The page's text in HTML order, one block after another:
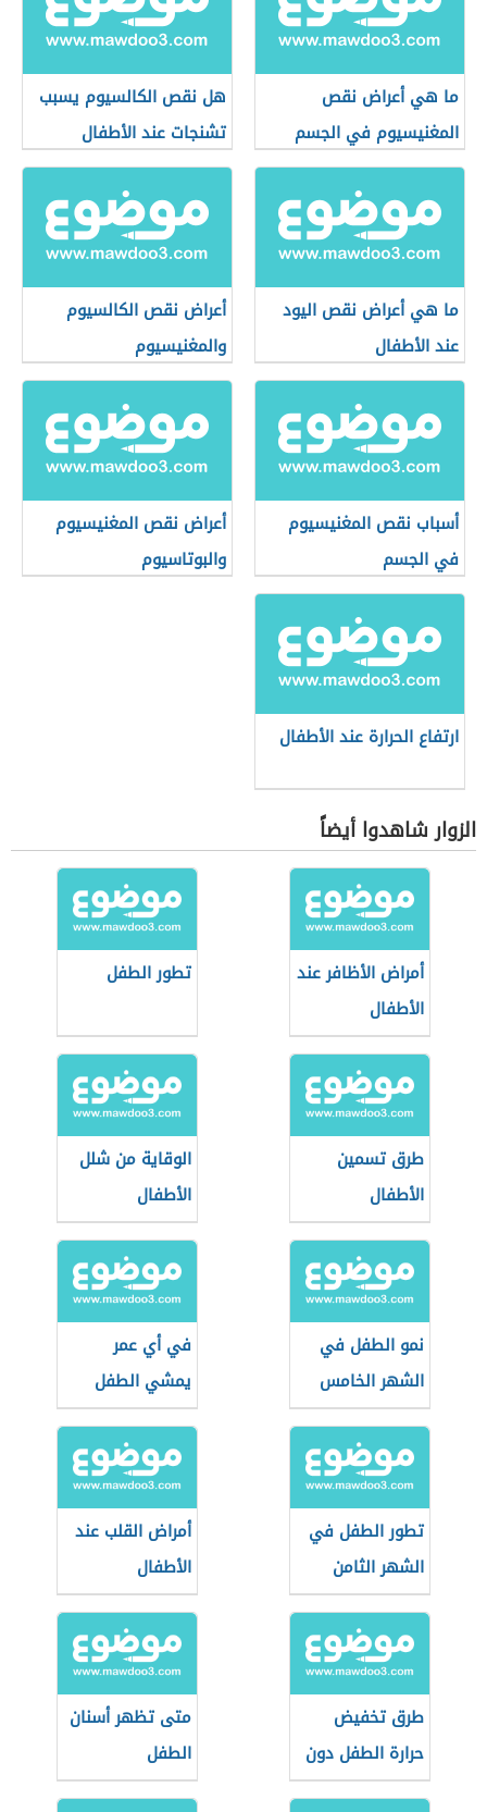
ما هي أعراض نقص
المغنيسيوم في الجسم
هل نقص الكالسيوم يسبب
تشنجات عند الأطفال
ما هي أعراض نقص اليود
عند الأطفال
أعراض نقص الكالسيوم
والمغنيسيوم
أسباب نقص المغنيسيوم
في الجسم
أعراض نقص المغنيسيوم
والبوتاسيوم
ارتفاع الحرارة عند الأطفال
الزوار شاهدوا أيضاً
أمراض الأظافر عند
الأطفال
تطور الطفل
طرق تسمين
الأطفال
الوقاية من شلل
الأطفال
نمو الطفل في
الشهر الخامس
في أي عمر
يمشي الطفل
تطور الطفل في
الشهر الثامن
أمراض القلب عند
الأطفال
طرق تخفيض
حرارة الطفل دون
استعمال الأدوية
متى تظهر أسنان
الطفل